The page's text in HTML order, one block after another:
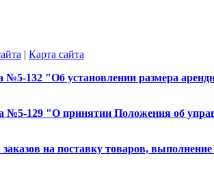
| Карта сайта
№5-132 "Об установлении размера
№5-129 "О принятии Положения об
на поставку товаров,